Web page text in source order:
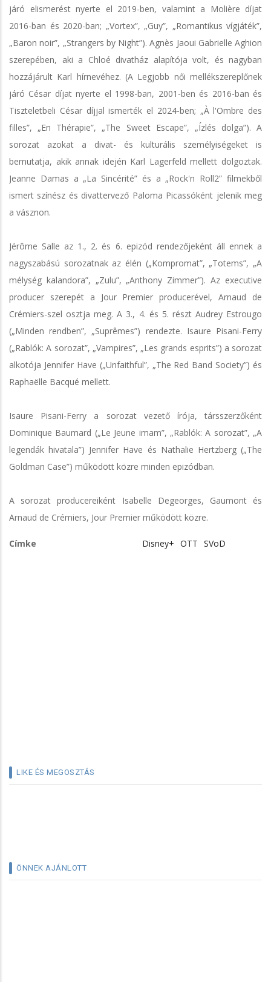
járó elismerést nyerte el 2019-ben, valamint a Molière díjat
2016-ban és 2020-ban; „Vortex”, „Guy”, „Romantikus vígjáték”,
„Baron noir”, „Strangers by Night”). Agnès Jaoui Gabrielle Aghion
szerepében, aki a Chloé divatház alapítója volt, és nagyban
hozzájárult Karl hírnevéhez. (A Legjobb női mellékszereplőnek
járó César díjat nyerte el 1998-ban, 2001-ben és 2016-ban és
Tiszteletbeli César díjjal ismerték el 2024-ben; „À l'Ombre des
filles”, „En Thérapie”, „The Sweet Escape”, „Ízlés dolga”). A
sorozat azokat a divat- és kulturális személyiségeket is
bemutatja, akik annak idején Karl Lagerfeld mellett dolgoztak.
Jeanne Damas a „La Sincérité” és a „Rock'n Roll2” filmekből
ismert színész és divattervező Paloma Picassóként jelenik meg
a vásznon.
Jérôme Salle az 1., 2. és 6. epizód rendezőjeként áll ennek a
nagyszabású sorozatnak az élén („Kompromat”, „Totems”, „A
mélység kalandora”, „Zulu”, „Anthony Zimmer”). Az executive
producer szerepét a Jour Premier producerével, Arnaud de
Crémiers-szel osztja meg. A 3., 4. és 5. részt Audrey Estrougo
(„Minden rendben”, „Suprêmes”) rendezte. Isaure Pisani-Ferry
(„Rablók: A sorozat”, „Vampires”, „Les grands esprits”) a sorozat
alkotója Jennifer Have („Unfaithful”, „The Red Band Society”) és
Raphaëlle Bacqué mellett.
Isaure Pisani-Ferry a sorozat vezető írója, társszerzőként
Dominique Baumard („Le Jeune imam”, „Rablók: A sorozat”, „A
legendák hivatala”) Jennifer Have és Nathalie Hertzberg („The
Goldman Case”) működött közre minden epizódban.
A sorozat producereiként Isabelle Degeorges, Gaumont és
Arnaud de Crémiers, Jour Premier működött közre.
Címke Disney+ OTT SVoD
LIKE ÉS MEGOSZTÁS
ÖNNEK AJÁNLOTT